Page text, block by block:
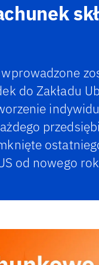
do Zakładu
od nowego